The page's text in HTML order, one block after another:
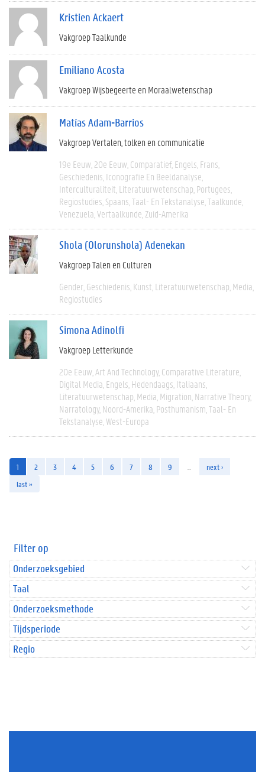
Kristien Ackaert
Vakgroep Taalkunde
Emiliano Acosta
Vakgroep Wijsbegeerte en Moraalwetenschap
Matías Adam-Barrios
Vakgroep Vertalen, tolken en communicatie
19e Eeuw 20e Eeuw Comparatief Engels Frans
Geschiedenis Iconografie En Beeldanalyse
Interculturaliteit Literatuurwetenschap Portugees
Regiostudies Spaans Taal- En Tekstanalyse Taalkunde
Venezuela Vertaalkunde Zuid-Amerika
Shola (Olorunshola) Adenekan
Vakgroep Talen en Culturen
Gender Geschiedenis Kunst Literatuurwetenschap Media
Regiostudies
Simona Adinolfi
Vakgroep Letterkunde
20e Eeuw Art And Technology Comparative Literature
Digital Media Engels Hedendaags Italiaans
Literatuurwetenschap Media Migration Narrative Theory
Narratology Noord-Amerika Posthumanism Taal- En
Tekstanalyse West-Europa
1 2 3 4 5 6 7 8 9
next ›
last »
Filter op
Onderzoeksgebied
Taal
Onderzoeksmethode
Tijdsperiode
Regio